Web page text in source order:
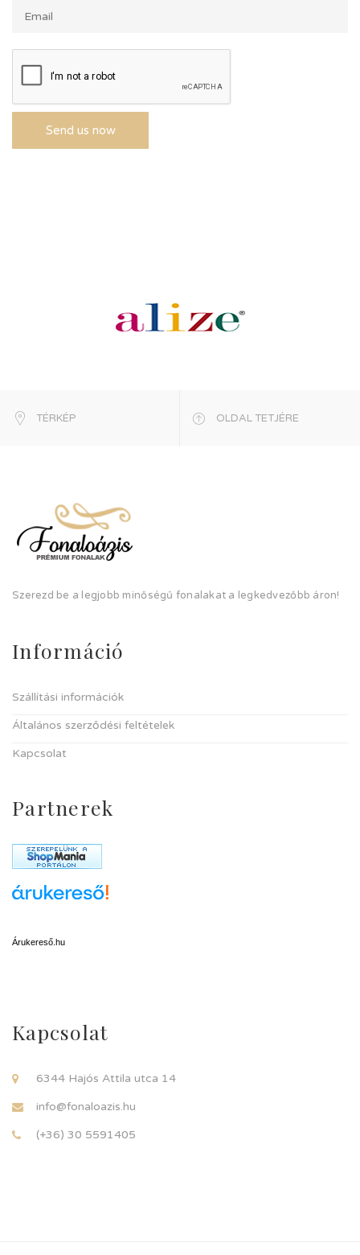
TÉRKÉP OLDAL TETJÉRE
Szerezd be a legjobb minőségű fonalakat a legkedvezőbb áron!
Információ
Szállítási információk
Általános szerződési feltételek
Kapcsolat
Partnerek
Árukereső.hu
Kapcsolat
6344 Hajós Attila utca 14
info@fonaloazis.hu
(+36) 30 5591405